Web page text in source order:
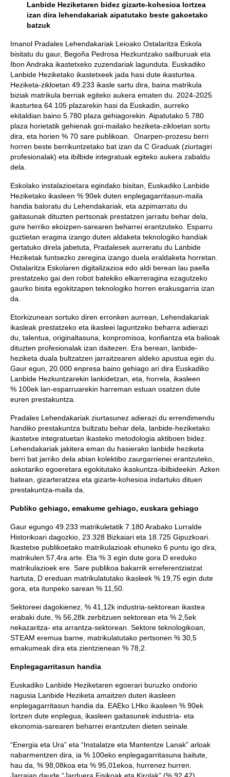
Lanbide Heziketaren bidez gizarte-kohesioa lortzea
izan dira lehendakariak aipatutako beste gakoetako
batzuk
Imanol Pradales Lehendakariak Leioako Ostalaritza Eskola
bisitatu du gaur, Begoña Pedrosa Hezkuntzako sailburuak eta
Ibon Andraka ikastetxeko zuzendariak lagunduta. Euskadiko
Lanbide Heziketako ikastetxeek jada hasi dute ikasturtea.
Heziketa-zikloetan 49.233 ikasle sartu dira, baina matrikula
biziak matrikula berriak egiteko aukera ematen du. 2024-2025
ikasturtea 64.105 plazarekin hasi da Euskadin, aurreko
ekitaldian baino 5.780 plaza gehiagorekin. Aipatutako 5.780
plaza horietatik gehienak goi-mailako heziketa-zikloetan sortu
dira, eta horien % 70 sare publikoan. Onarpen-prozesu berri
horren beste berrikuntzetako bat izan da C Graduak (ziurtagiri
profesionalak) eta ibilbide integratuak egiteko aukera zabaldu
dela.
Eskolako instalazioetara egindako bisitan, Euskadiko Lanbide
Heziketako ikasleen % 90ek duten enplegagarritasun-maila
handia baloratu du Lehendakariak, eta azpimarratu du
gaitasunak dituzten pertsonak prestatzen jarraitu behar dela,
gure herriko ekoizpen-sarearen beharrei erantzuteko. Esparru
guztietan eragina izango duten aldaketa teknologiko handiak
gertatuko direla jabetuta, Pradalesek aurreratu du Lanbide
Heziketak funtsezko zeregina izango duela eraldaketa horretan.
Ostalaritza Eskolaren digitalizazioa edo aldi berean lau paella
prestatzeko gai den robot batekiko elkarreragina ezagutzeko
gaurko bisita egokitzapen teknologiko horren erakusgarria izan
da.
Etorkizunean sortuko diren erronken aurrean, Lehendakariak
ikasleak prestatzeko eta ikasleei laguntzeko beharra adierazi
du, talentua, originaltasuna, konpromisoa, konfiantza eta balioak
dituzten profesionalak izan daitezen. Era berean, lanbide-
heziketa duala bultzatzen jarraitzearen aldeko apustua egin du.
Gaur egun, 20.000 enpresa baino gehiago ari dira Euskadiko
Lanbide Hezkuntzarekin lankidetzan, eta, horrela, ikasleen
% 100ek lan-esparruarekin harreman estuan osatzen dute
euren prestakuntza.
Pradales Lehendakariak ziurtasunez adierazi du errendimendu
handiko prestakuntza bultzatu behar dela, lanbide-heziketako
ikastetxe integratuetan ikasteko metodologia aktiboen bidez.
Lehendakariak jakitera eman du hasierako lanbide heziketa
berri bat jarriko dela abian kolektibo zaurgarrienei erantzuteko,
askotariko egoeretara egokitutako ikaskuntza-ibilbideekin. Azken
batean, gizarteratzea eta gizarte-kohesioa indartuko dituen
prestakuntza-maila da.
Publiko gehiago, emakume gehiago, euskara gehiago
Gaur egungo 49.233 matrikuletatik 7.180 Arabako Lurralde
Historikoari dagozkio, 23.328 Bizkaiari eta 18.725 Gipuzkoari.
Ikastetxe publikoetako matrikulazioak ehuneko 6 puntu igo dira,
matrikulen 57,4ra arte. Eta % 3 egin dute gora D ereduko
matrikulazioek ere. Sare publikoa bakarrik erreferentziatzat
hartuta, D ereduan matrikulatutako ikasleek % 19,75 egin dute
gora, eta itunpeko sarean % 11,50.
Sektoreei dagokienez, % 41,12k industria-sektorean ikastea
erabaki dute, % 56,28k zerbitzuen sektorean eta % 2,5ek
nekazaritza- eta arrantza-sektorean. Sektore teknologikoan,
STEAM eremua barne, matrikulatutako pertsonen % 30,5
emakumeak dira eta zientzienean % 78,2.
Enplegagarritasun handia
Euskadiko Lanbide Heziketaren egoerari buruzko ondorio
nagusia Lanbide Heziketa amaitzen duten ikasleen
enplegagarritasun handia da. EAEko LHko ikasleen % 90ek
lortzen dute enplegua, ikasleen gaitasunek industria- eta
ekonomia-sarearen beharrei erantzuten dieten seinale.
“Energia eta Ura” eta “Instalatze eta Mantentze Lanak” arloak
nabarmentzen dira, ia % 100eko enplegagarritasuna baitute,
hau da, % 98,08koa eta % 95,01ekoa, hurrenez hurren.